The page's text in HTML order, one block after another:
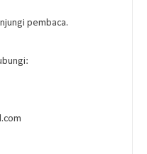
pembaca.